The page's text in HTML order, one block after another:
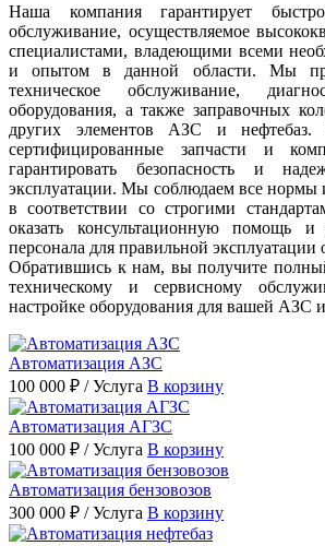
Наша компания гарантирует
обслуживание, осуществляемое
специалистами, владеющими всеми
и опытом в данной области. Мы
техническое обслуживание,
оборудования, а также заправочных
других элементов АЗС и нефтебаз.
сертифицированные запчасти и
гарантировать безопасность и
эксплуатации. Мы соблюдаем все нормы
в соответствии со строгими
оказать консультационную помощь и
персонала для правильной эксплуатации
Обратившись к нам, вы получите
техническому и сервисному
настройке оборудования для вашей АЗС
Автоматизация АЗС
100 000 ₽ / Услуга В корзину
Автоматизация АГЗС
100 000 ₽ / Услуга В корзину
Автоматизация бензовозов
300 000 ₽ / Услуга В корзину